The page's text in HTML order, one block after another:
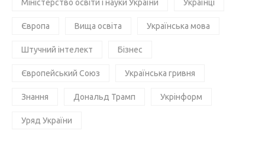
Міністерство освіти і науки України Українці
Європа Вища освіта Українська мова
Штучний інтелект Бізнес
Європейський Союз Українська гривня
Знання Дональд Трамп Укрінформ
Уряд України